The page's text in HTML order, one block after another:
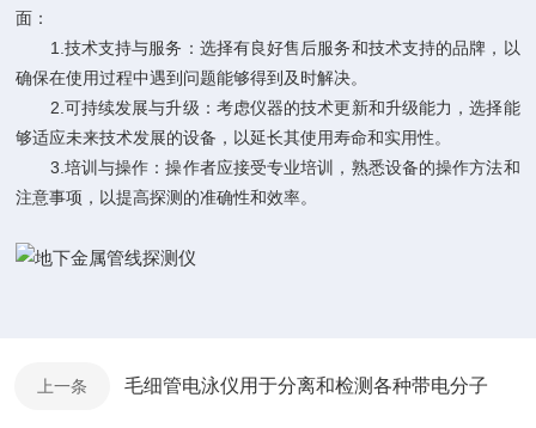
面：
1.技术支持与服务：选择有良好售后服务和技术支持的品牌，以
确保在使用过程中遇到问题能够得到及时解决。
2.可持续发展与升级：考虑仪器的技术更新和升级能力，选择能
够适应未来技术发展的设备，以延长其使用寿命和实用性。
3.培训与操作：操作者应接受专业培训，熟悉设备的操作方法和
注意事项，以提高探测的准确性和效率。
上一条 毛细管电泳仪用于分离和检测各种带电分子